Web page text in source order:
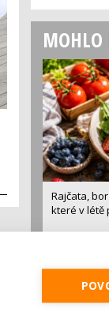
MOHLO
Rajčata,
které v létě